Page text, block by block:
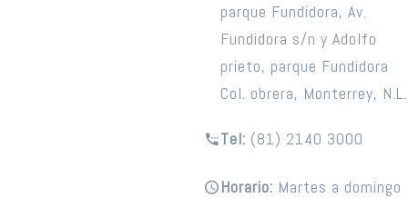
parque Fundidora, Av.
Fundidora s/n y Adolfo
prieto, parque Fundidora
Col. obrera, Monterrey, N.L.
Tel: (81) 2140 3000
Horario: Martes a domingo